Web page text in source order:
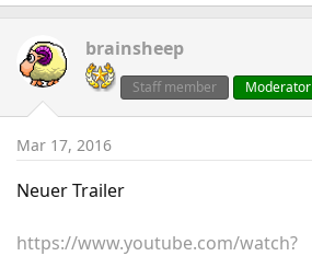
brainsheep
Staff member Moderator
Mar 17, 2016
Neuer Trailer
https://www.youtube.com/watch?